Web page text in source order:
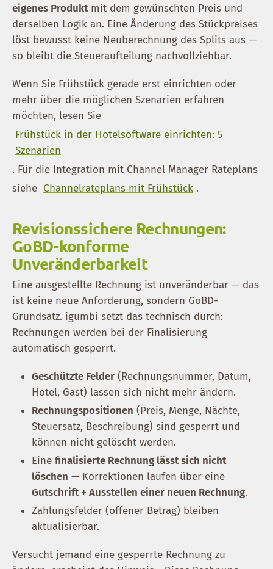
eigenes Produktmit dem gewünschten Preis und
derselben Logik an. Eine Änderung des Stückpreises
löst bewusst keine Neuberechnung des Splits aus —
so bleibt die Steueraufteilung nachvollziehbar.
Wenn Sie Frühstück gerade erst einrichten oder
mehr über die möglichen Szenarien erfahren
möchten, lesen Sie
Frühstück in der Hotelsoftware einrichten: 5
Szenarien
. Für die Integration mit Channel Manager Rateplans
siehe Channelrateplans mit Frühstück .
Revisionssichere Rechnungen:
GoBD-konforme
Unveränderbarkeit
Eine ausgestellte Rechnung ist unveränderbar — das
ist keine neue Anforderung, sondern GoBD-
Grundsatz. igumbi setzt das technisch durch:
Rechnungen werden bei der Finalisierung
automatisch gesperrt.
Geschützte Felder (Rechnungsnummer, Datum,
Hotel, Gast) lassen sich nicht mehr ändern.
Rechnungspositionen (Preis, Menge, Nächte,
Steuersatz, Beschreibung) sind gesperrt und
können nicht gelöscht werden.
Eine finalisierte Rechnung lässt sich nicht
löschen — Korrektionen laufen über eine
Gutschrift + Ausstellen einer neuen Rechnung.
Zahlungsfelder (offener Betrag) bleiben
aktualisierbar.
Versucht jemand eine gesperrte Rechnung zu